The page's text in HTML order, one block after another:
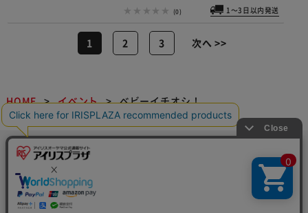
アイリスプラザ ベビー布団 国産ガー
ゼカバー付き6点セット IV IRP0158
¥14,980